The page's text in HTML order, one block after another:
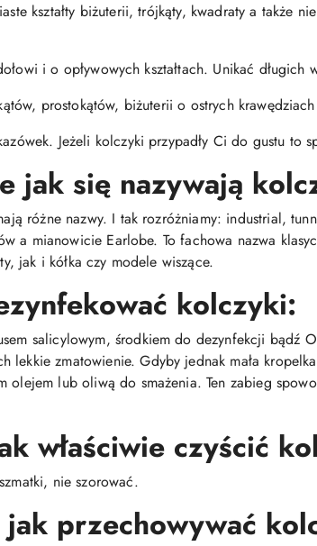
kształty biżuterii, trójkąty, kwadraty a także
i o opływowych kształtach. Unikać długich
prostokątów, biżuterii o ostrych krawędziach
Jeżeli kolczyki przypadły Ci do gustu to
jak się nazywają
różne nazwy. I tak rozróżniamy: industrial,
a mianowicie Earlobe. To fachowa nazwa
jak i kółka czy modele wiszące.
kolczyki:
salicylowym, środkiem do dezynfekcji bądź
zmatowienie. Gdyby jednak mała
olejem lub oliwą do smażenia. Ten zabieg
właściwie czyścić
nie szorować.
przechowywać